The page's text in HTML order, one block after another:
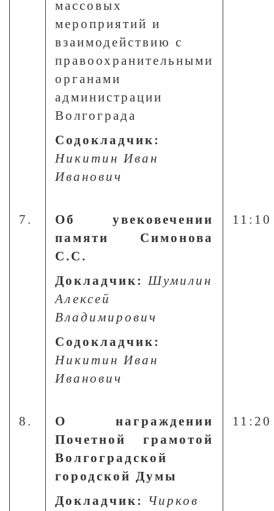
массовых
мероприятий и
взаимодействию с
правоохранительными
органами
администрации
Волгограда
Содокладчик:
Никитин Иван
Иванович
7.
Об увековечении
памяти Симонова
С.С.
Докладчик: Шумилин
Алексей
Владимирович
Содокладчик:
Никитин Иван
Иванович
8.
О награждении
Почетной грамотой
Волгоградской
городской Думы
Докладчик: Чирков